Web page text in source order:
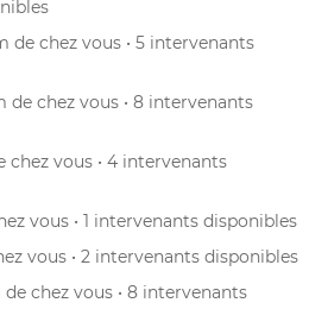
de chez vous • 5 intervenants
de chez vous • 8 intervenants
chez vous • 4 intervenants
vous • 1 intervenants disponibles
vous • 2 intervenants disponibles
de chez vous • 8 intervenants